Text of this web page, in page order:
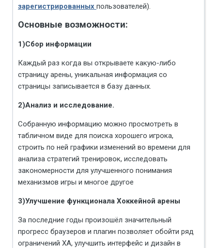
зарегистрированных пользователей).
Основные возможности:
1)Сбор информации
Каждый раз когда вы открываете какую-либо
страницу арены, уникальная информация со
страницы записывается в базу данных.
2)Анализ и исследование.
Собранную информацию можно просмотреть в
табличном виде для поиска хорошего игрока,
строить по ней графики изменений во времени для
анализа стратегий тренировок, исследовать
закономерности для улучшенного понимания
механизмов игры и многое другое
3)Улучшение функционала Хоккейной арены
За последние годы произошёл значительный
прогресс браузеров и плагин позволяет обойти ряд
ограничений ХА, улучшить интерфейс и дизайн в